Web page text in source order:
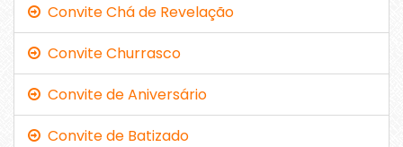
Convite Chá de Revelação
Convite Churrasco
Convite de Aniversário
Convite de Batizado